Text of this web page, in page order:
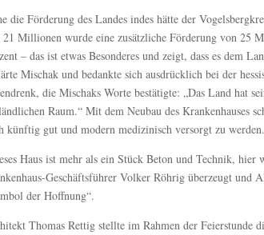
die Förderung des Landes indes hätte der
21 Millionen wurde eine zusätzliche Förderung von 25
– das ist etwas Besonderes und zeigt, dass es dem
Mischak und bedankte sich ausdrücklich bei der
die Mischaks Worte bestätigte: „Das Land hat
Raum.“ Mit dem Neubau des Krankenhauses
künftig gut und modern medizinisch versorgt zu werden.
Haus ist mehr als ein Stück Beton und Technik,
Geschäftsführer Volker Röhrig überzeugt und
der Hoffnung“.
Thomas Rettig stellte im Rahmen der Feierstunde